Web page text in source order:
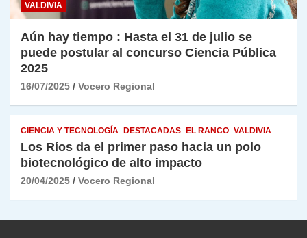
VALDIVIA
Aún hay tiempo : Hasta el 31 de julio se
puede postular al concurso Ciencia Pública
2025
16/07/2025 Vocero Regional
CIENCIA Y TECNOLOGÍA DESTACADAS EL RANCO VALDIVIA
Los Ríos da el primer paso hacia un polo
biotecnológico de alto impacto
20/04/2025 Vocero Regional